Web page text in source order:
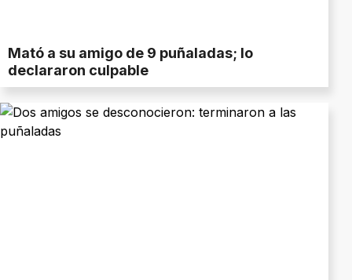
Mató a su amigo de 9 puñaladas; lo
declararon culpable